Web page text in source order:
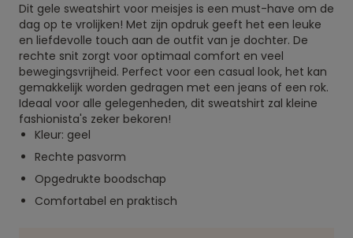
Dit gele sweatshirt voor meisjes is een must-have om de
dag op te vrolijken! Met zijn opdruk geeft het een leuke
en liefdevolle touch aan de outfit van je dochter. De
rechte snit zorgt voor optimaal comfort en veel
bewegingsvrijheid. Perfect voor een casual look, het kan
gemakkelijk worden gedragen met een jeans of een rok.
Ideaal voor alle gelegenheden, dit sweatshirt zal kleine
fashionista's zeker bekoren!
Kleur: geel
Rechte pasvorm
Opgedrukte boodschap
Comfortabel en praktisch